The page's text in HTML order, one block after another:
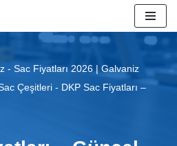
- Sac Fiyatları 2026 | Galvaniz
Çeşitleri - DKP Sac Fiyatları –